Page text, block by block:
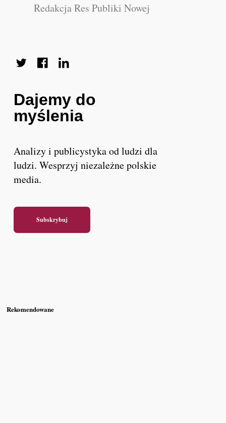
Redakcja Res Publiki Nowej
Dajemy do
myślenia
Analizy i publicystyka od ludzi dla
ludzi. Wesprzyj niezależne polskie
media.
Subskrybuj
Rekomendowane